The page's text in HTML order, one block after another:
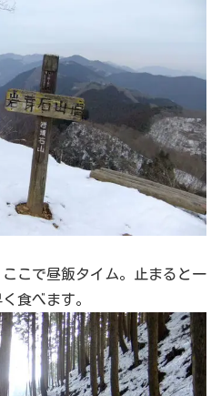
こで昼飯タイム。止まると一
食べます。